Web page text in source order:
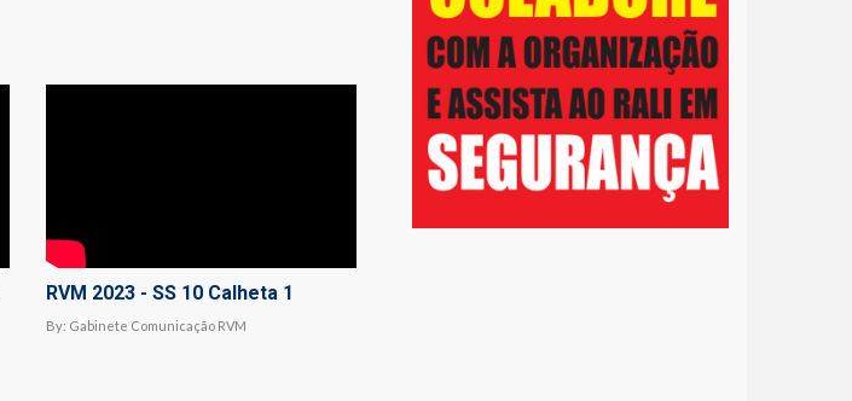
RVM 2023 - SS 10 Calheta 1
By: Gabinete Comunicação RVM